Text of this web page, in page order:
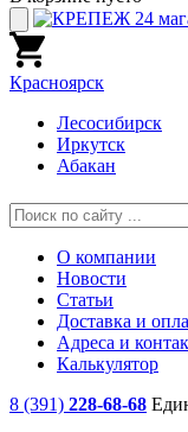
Красноярск
Лесосибирск
Иркутск
Абакан
О компании
Новости
Статьи
Доставка и
Адреса и
Калькулятор
8 (391) 228-68-68